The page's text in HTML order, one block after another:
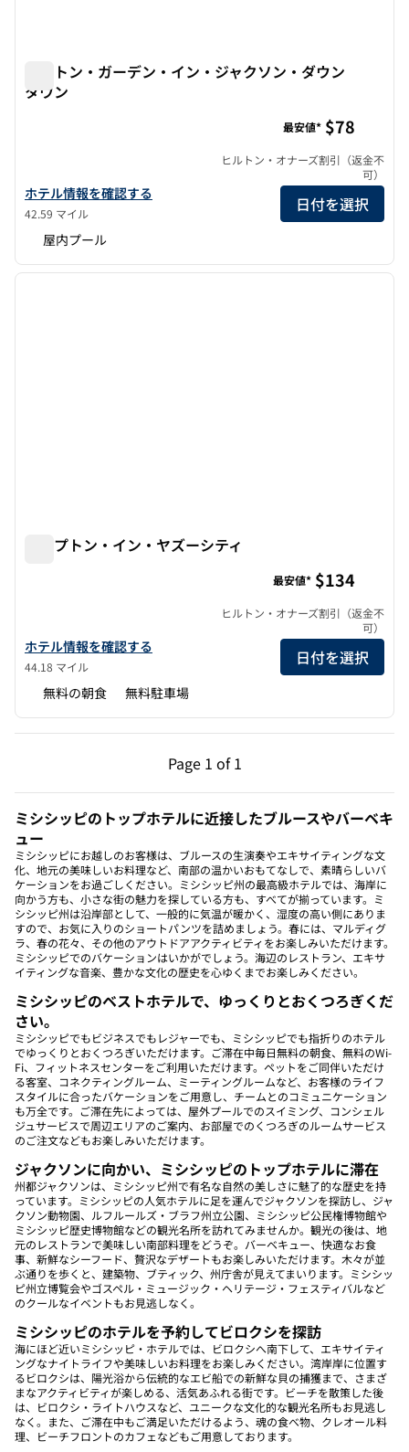
ヒルトン・ガーデン・イン・ジャクソン・ダウン
タウン
ヒルトン・ガーデン・イン・ジャクソン・ダウンタウンの詳細を
ホテル情報を確認する
42.59 マイル
最安値* $78
ヒルトン・オナーズ割引（返金不
可）
日付を選択
屋内プール
1/12
1/12
前の画像 次の
ハンプトン・イン・ヤズーシティ
ハンプトン・イン・ヤズーシティのホテルの詳細を表示
ホテル情報を確認する
44.18 マイル
最安値* $134
ヒルトン・オナーズ割引（返金不
可）
日付を選択
無料の朝食 無料駐車場
Page 1 of 1
前のページ（1/1）
Page 1 of 1
ミシシッピのトップホテルに近接したブルースやバーベキ
ュー
ミシシッピにお越しのお客様は、ブルースの生演奏やエキサイティングな文
化、地元の美味しいお料理など、南部の温かいおもてなしで、素晴らしいバ
ケーションをお過ごしください。ミシシッピ州の最高級ホテルでは、海岸に
向かう方も、小さな街の魅力を探している方も、すべてが揃っています。ミ
シシッピ州は沿岸部として、一般的に気温が暖かく、湿度の高い側にありま
すので、お気に入りのショートパンツを詰めましょう。春には、マルディグ
ラ、春の花々、その他のアウトドアアクティビティをお楽しみいただけます。
ミシシッピでのバケーションはいかがでしょう。海辺のレストラン、エキサ
イティングな音楽、豊かな文化の歴史を心ゆくまでお楽しみください。
ミシシッピのベストホテルで、ゆっくりとおくつろぎくだ
さい。
ミシシッピでもビジネスでもレジャーでも、ミシシッピでも指折りのホテル
でゆっくりとおくつろぎいただけます。ご滞在中毎日無料の朝食、無料のWi-
Fi、フィットネスセンターをご利用いただけます。ペットをご同伴いただけ
る客室、コネクティングルーム、ミーティングルームなど、お客様のライフ
スタイルに合ったバケーションをご用意し、チームとのコミュニケーション
も万全です。ご滞在先によっては、屋外プールでのスイミング、コンシェル
ジュサービスで周辺エリアのご案内、お部屋でのくつろぎのルームサービス
のご注文などもお楽しみいただけます。
ジャクソンに向かい、ミシシッピのトップホテルに滞在
州都ジャクソンは、ミシシッピ州で有名な自然の美しさに魅了的な歴史を持
っています。ミシシッピの人気ホテルに足を運んでジャクソンを探訪し、ジャ
クソン動物園、ルフルールズ・ブラフ州立公園、ミシシッピ公民権博物館や
ミシシッピ歴史博物館などの観光名所を訪れてみませんか。観光の後は、地
元のレストランで美味しい南部料理をどうぞ。バーベキュー、快適なお食
事、新鮮なシーフード、贅沢なデザートもお楽しみいただけます。木々が並
ぶ通りを歩くと、建築物、ブティック、州庁舎が見えてまいります。ミシシッ
ピ州立博覧会やゴスペル・ミュージック・ヘリテージ・フェスティバルなど
のクールなイベントもお見逃しなく。
ミシシッピのホテルを予約してビロクシを探訪
海にほど近いミシシッピ・ホテルでは、ビロクシへ南下して、エキサイティ
ングなナイトライフや美味しいお料理をお楽しみください。湾岸岸に位置す
るビロクシは、陽光浴から伝統的なエビ船での新鮮な貝の捕獲まで、さまざ
まなアクティビティが楽しめる、活気あふれる街です。ビーチを散策した後
は、ビロクシ・ライトハウスなど、ユニークな文化的な観光名所もお見逃し
なく。また、ご滞在中もご満足いただけるよう、魂の食べ物、クレオール料
理、ビーチフロントのカフェなどもご用意しております。